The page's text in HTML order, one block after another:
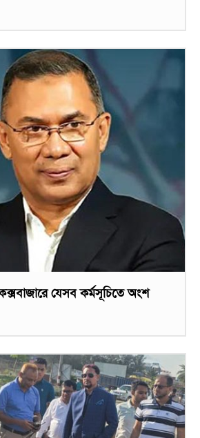
কক্সবাজারে যেসব কর্মসূচিতে অংশ